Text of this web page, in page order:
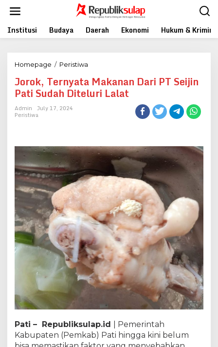
Institusi Budaya Daerah Ekonomi Hukum &
Homepage / Peristiwa
Makanan
Dari
PT
Jorok, Ternyata Makanan Dari PT Seijin
Pati Sudah Diteluri Lalat
Admin July 17, 2024
Peristiwa
Pati – Republiksulap.id
| Pemerintah
Kabupaten (Pemkab) Pati hingga kini belum